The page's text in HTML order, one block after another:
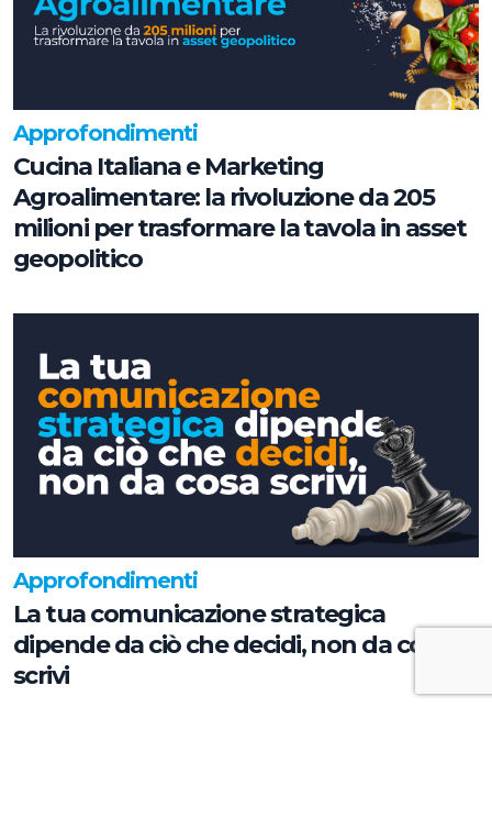
Approfondimenti
Cucina Italiana e Marketing
Agroalimentare: la rivoluzione da 205
milioni per trasformare la tavola in asset
geopolitico
Approfondimenti
La tua comunicazione strategica
dipende da ciò che decidi, non da cosa
scrivi